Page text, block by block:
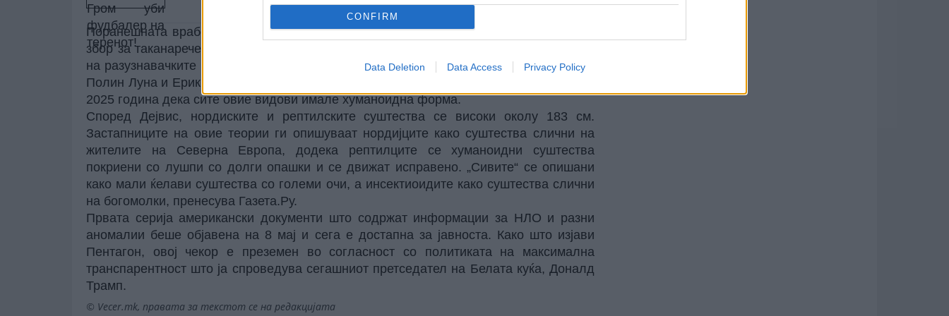
CONFIRM
Data Deletion Data Access Privacy Policy
Поранешната вработена во AAWSAP, д-р Ерика Дејвис, прецизираше дека станува
збор за таканаречените „сиви“, „нордијци“, „инсектоиди“ и „рептилоиди“. Врз основа
на разузнавачките информации, Дејвис им кажа на конгресменките Ненси Мејс, Ени
Полин Луна и Ерик Бурлисон на сослушувањето на Фондот за откривање на UAP во
2025 година дека сите овие видови имале хуманоидна форма.
Според Дејвис, нордиските и рептилските суштества се високи околу 183 см.
Застапниците на овие теории ги опишуваат нордијците како суштества слични на
жителите на Северна Европа, додека рептилците се хуманоидни суштества
покриени со лушпи со долги опашки и се движат исправено. „Сивите“ се опишани
како мали ќелави суштества со големи очи, а инсектиоидите како суштества слични
на богомолки, пренесува Газета.Ру.
Првата серија американски документи што содржат информации за НЛО и разни
аномалии беше објавена на 8 мај и сега е достапна за јавноста. Како што изјави
Пентагон, овој чекор е преземен во согласност со политиката на максимална
транспарентност што ја спроведува сегашниот претседател на Белата куќа, Доналд
Трамп.
© Vecer.mk, правата за текстот се на редакцијата